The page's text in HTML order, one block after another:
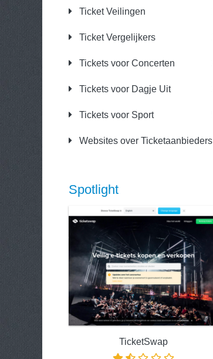
Ticket Veilingen
Ticket Vergelijkers
Tickets voor Concerten
Tickets voor Dagje Uit
Tickets voor Sport
Websites over Ticketaanbieders
Spotlight
TicketSwap